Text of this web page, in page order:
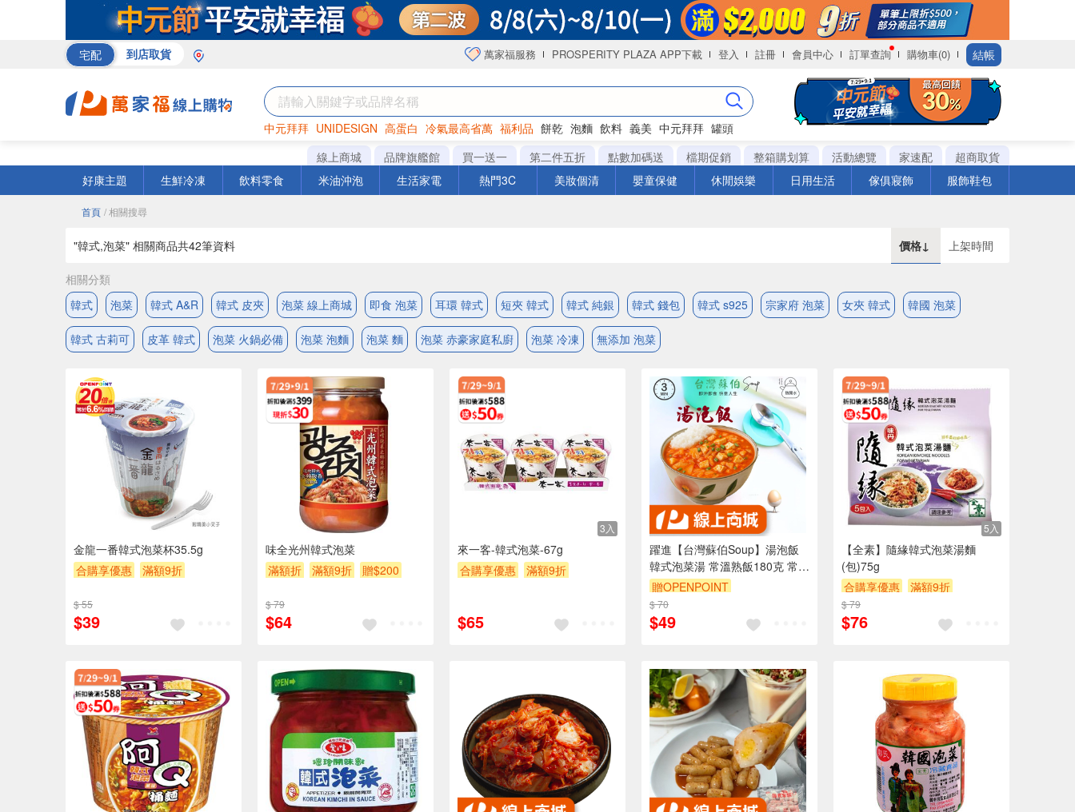
宅配 到店取貨 萬家福服務 PROSPERITY PLAZA APP下載 登入 註冊 會員中心 訂單查詢 購物車(0) 結帳
中元拜拜 UNIDESIGN 高蛋白 冷氣最高省萬 福利品 餅乾 泡麵 飲料 義美 中元拜拜 罐頭
巧克力 衛生紙 咖啡
線上商城 品牌旗艦館 買一送一 第二件五折 點數加碼送 檔期促銷 整箱購划算 活動總覽 家速配
超商取貨
好康主題
生鮮冷凍 飲料零食 米油沖泡 生活家電 熱門3C 美妝個清 嬰童保健 休閒娛樂 日用生活 傢俱寢飾 服飾鞋包
首頁 / 相關搜尋
"韓式,泡菜" 相關商品共42筆資料 價格↓ 上架時間
相關分類
韓式
泡菜 韓式 A&R 韓式 皮夾 泡菜 線上商城 即食 泡菜 耳環 韓式 短夾 韓式 韓式 純銀 韓式 錢包 韓式 s925 宗家府 泡菜 女夾 韓式 韓國 泡菜
韓式 古莉可 皮革 韓式 泡菜 火鍋必備 泡菜 泡麵 泡菜 麵 泡菜 赤豪家庭私廚 泡菜 冷凍 無添加 泡菜
金龍一番韓式泡菜杯35.5g
合購享優惠
滿額9折
$ 55
$39
味全光州韓式泡菜
滿額折
滿額9折 贈$200
$ 79
$64
3入
來一客-韓式泡菜-67g
合購享優惠
滿額9折
$65
躍進【台灣蘇伯Soup】湯泡飯
韓式泡菜湯 常溫熟飯180克 常溫
微波白飯 非乾燥米 非冷凍飯 即
食 調理包 正餐宵夜旅遊登山露
營 低卡方便食品 即食湯飯 拌飯
贈OPENPOINT
$ 70
$49
5入
【全素】隨緣韓式泡菜湯麵
(包)75g
合購享優惠
滿額9折
滿額贈券
$ 79
$76